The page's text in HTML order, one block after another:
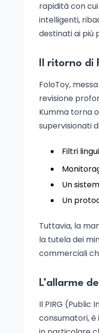
rapidità con
intelligenti,
destinati ai più
Il ritorno di
FoloToy,
revisione
Kumma torna
supervisionati
Filtri
Un
Un
Tuttavia, la
la tutela dei
commerciali
L’allarme
Il PIRG (Public
consumatori, è